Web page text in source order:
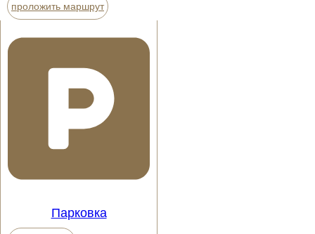
проложить маршрут
Парковка